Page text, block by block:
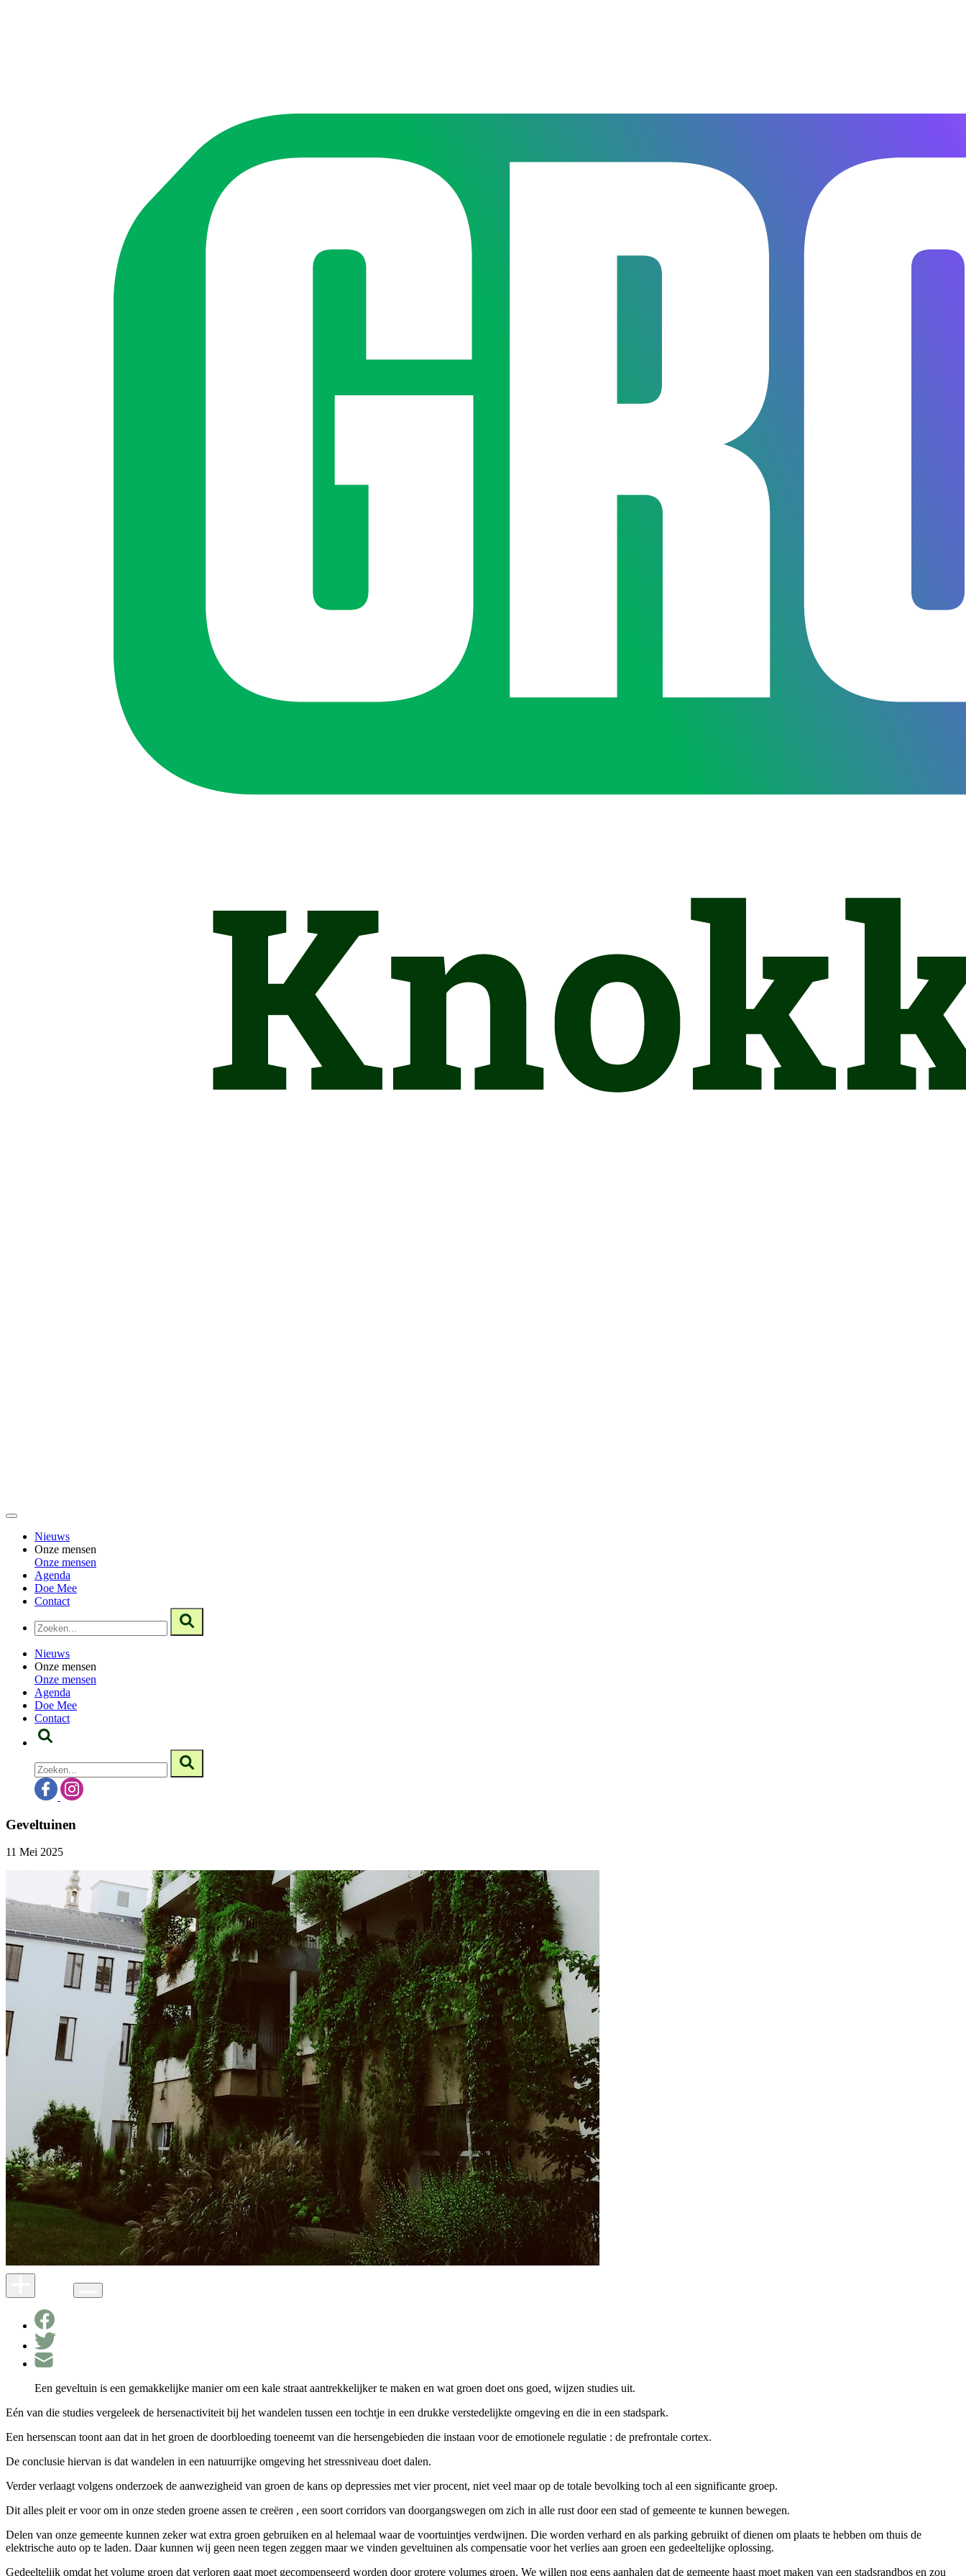
Nieuws
Onze mensen
Onze mensen
Agenda
Doe Mee
Contact
Nieuws
Onze mensen
Onze mensen
Agenda
Doe Mee
Contact
Geveltuinen
11 Mei 2025
Een geveltuin is een gemakkelijke manier om een kale straat aantrekkelijker te maken en wat groen doet ons goed, wijzen studies uit.
Eén van die studies vergeleek de hersenactiviteit bij het wandelen tussen een tochtje in een drukke verstedelijkte omgeving en die in een stadspark.
Een hersenscan toont aan dat in het groen de doorbloeding toeneemt van die hersengebieden die instaan voor de emotionele regulatie : de prefrontale cortex.
De conclusie hiervan is dat wandelen in een natuurrijke omgeving het stressniveau doet dalen.
Verder verlaagt volgens onderzoek de aanwezigheid van groen de kans op depressies met vier procent, niet veel maar op de totale bevolking toch al een significante groep.
Dit alles pleit er voor om in onze steden groene assen te creëren , een soort corridors van doorgangswegen om zich in alle rust door een stad of gemeente te kunnen bewegen.
Delen van onze gemeente kunnen zeker wat extra groen gebruiken en al helemaal waar de voortuintjes verdwijnen. Die worden verhard en als parking gebruikt of dienen om plaats te hebben om thuis de
elektrische auto op te laden. Daar kunnen wij geen neen tegen zeggen maar we vinden geveltuinen als compensatie voor het verlies aan groen een gedeeltelijke oplossing.
Gedeeltelijk omdat het volume groen dat verloren gaat moet gecompenseerd worden door grotere volumes groen. We willen nog eens aanhalen dat de gemeente haast moet maken van een stadsrandbos en zou